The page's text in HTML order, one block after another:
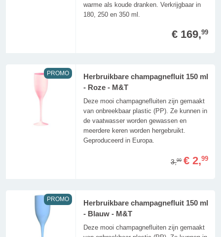
warme als koude dranken. Verkrijgbaar in
180, 250 en 350 ml.
€ 169,99
PROMO
Herbruikbare champagnefluit 150 ml
- Roze - M&T
Deze mooi champagnefluiten zijn gemaakt
van onbreekbaar plastic (PP). Ze kunnen in
de vaatwasser worden gewassen en
meerdere keren worden hergebruikt.
Geproduceerd in Europa.
3,99 € 2,99
PROMO
Herbruikbare champagnefluit 150 ml
- Blauw - M&T
Deze mooi champagnefluiten zijn gemaakt